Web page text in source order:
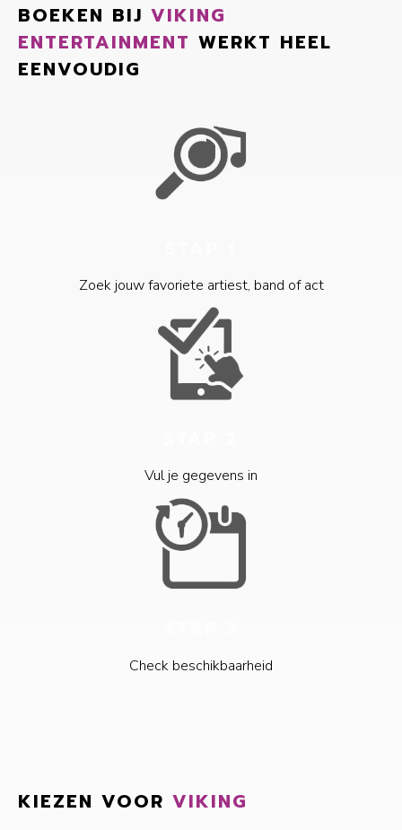
BOEKEN BIJ VIKING
ENTERTAINMENT WERKT HEEL
EENVOUDIG
Zoek jouw favoriete artiest, band of act
Vul je gegevens in
Check beschikbaarheid
KIEZEN VOOR VIKING